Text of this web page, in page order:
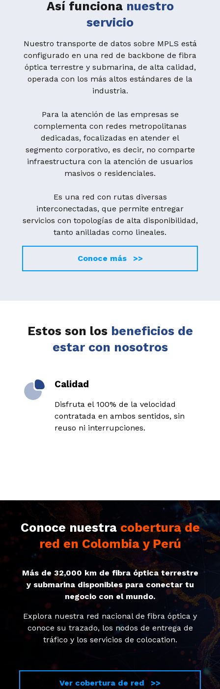
Así funciona nuestro
servicio
Nuestro transporte de datos sobre MPLS está
configurado en una red de backbone de fibra
óptica terrestre y submarina, de alta calidad,
operada con los más altos estándares de la
industria.
Para la atención de las empresas se
complementa con redes metropolitanas
dedicadas, focalizadas en atender el
segmento corporativo, es decir, no comparte
infraestructura con la atención de usuarios
masivos o residenciales.
Es una red con rutas diversas
interconectadas, que permite entregar
servicios con topologías de alta disponibilidad,
tanto anilladas como lineales.
Conoce más >>
Estos son los beneficios de
estar con nosotros
Calidad
Disfruta el 100% de la velocidad
contratada en ambos sentidos, sin
reuso ni interrupciones.
Conoce nuestra cobertura de
red en Colombia y Perú
Más de 32,000 km de fibra óptica terrestre
y submarina disponibles para conectar tu
negocio con el mundo.
Explora nuestra red nacional de fibra óptica y
conoce su trazado, los nodos de entrega de
tráfico y los servicios de colocation.
Ver cobertura de red >>